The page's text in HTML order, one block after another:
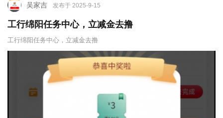
吴家吉 发布于 2025-9-15
工行绵阳任务中心，立减金去撸
工行绵阳任务中心，立减金去撸